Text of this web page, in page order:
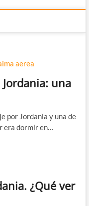
una
por Jordania y una de
era dormir en…
¿Qué ver